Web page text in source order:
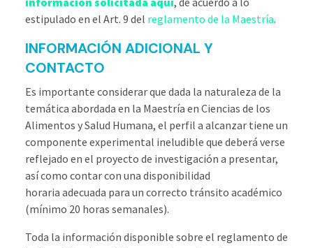
estipulado en el Art. 9 del reglamento de la Maestría.
INFORMACIÓN ADICIONAL Y
CONTACTO
Es importante considerar que dada la naturaleza de la
temática abordada en la Maestría en Ciencias de los
Alimentos y Salud Humana, el perfil a alcanzar tiene un
componente experimental ineludible que deberá verse
reflejado en el proyecto de investigación a presentar,
así como contar con una disponibilidad
horaria adecuada para un correcto tránsito académico
(mínimo 20 horas semanales).
Toda la información disponible sobre el reglamento de